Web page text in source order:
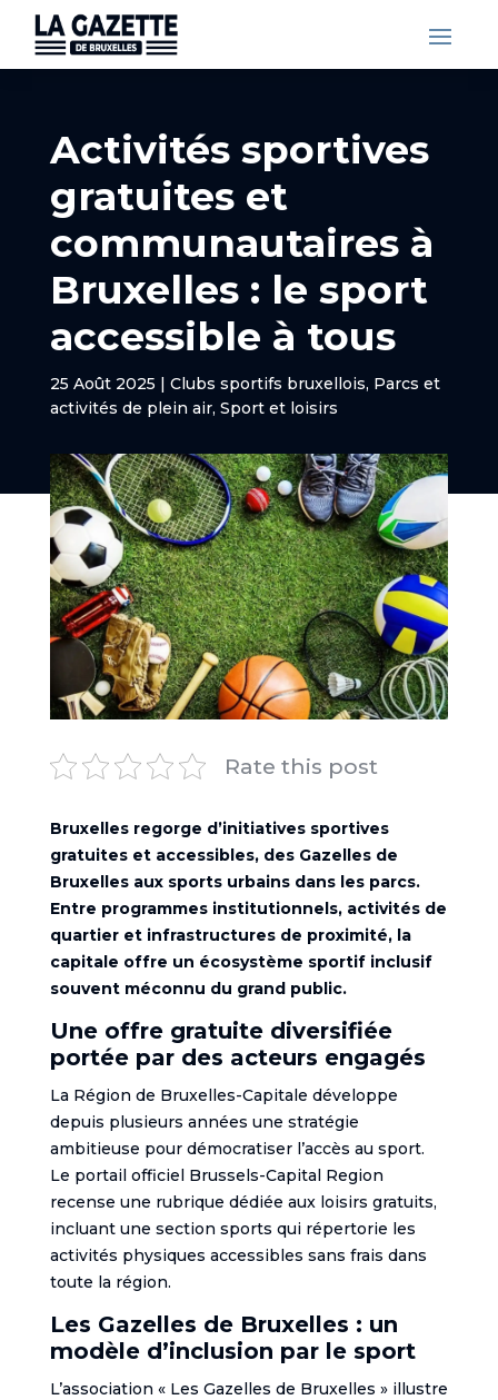
Activités sportives
gratuites et
communautaires à
Bruxelles : le sport
accessible à tous
25 Août 2025 | Clubs sportifs bruxellois, Parcs et
activités de plein air, Sport et loisirs
Rate this post
Bruxelles regorge d’initiatives sportives
gratuites et accessibles, des Gazelles de
Bruxelles aux sports urbains dans les parcs.
Entre programmes institutionnels, activités de
quartier et infrastructures de proximité, la
capitale offre un écosystème sportif inclusif
souvent méconnu du grand public.
Une offre gratuite diversifiée
portée par des acteurs engagés
La Région de Bruxelles-Capitale développe
depuis plusieurs années une stratégie
ambitieuse pour démocratiser l’accès au sport.
Le portail officiel Brussels-Capital Region
recense une rubrique dédiée aux loisirs gratuits,
incluant une section sports qui répertorie les
activités physiques accessibles sans frais dans
toute la région.
Les Gazelles de Bruxelles : un
modèle d’inclusion par le sport
L’association « Les Gazelles de Bruxelles » illustre